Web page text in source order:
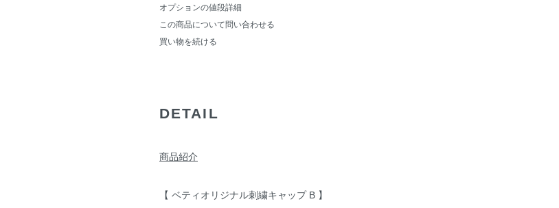
オプションの値段詳細
この商品について問い合わせる
買い物を続ける
DETAIL
商品紹介
【 ベティオリジナル刺繍キャップ B 】